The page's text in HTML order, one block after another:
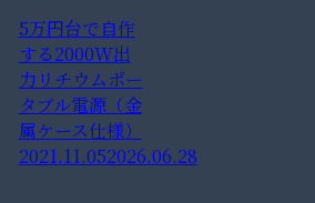
5万円台で自作
する2000W出
力リチウムポー
タブル電源（金
属ケース仕様）
2021.11.052026.06.28